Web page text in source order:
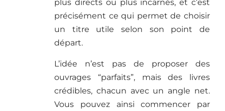
plus directs ou plus incarnés, et c’est
précisément ce qui permet de choisir
un titre utile selon son point de
départ.
L’idée n’est pas de proposer des
ouvrages “parfaits”, mais des livres
crédibles, chacun avec un angle net.
Vous pouvez ainsi commencer par